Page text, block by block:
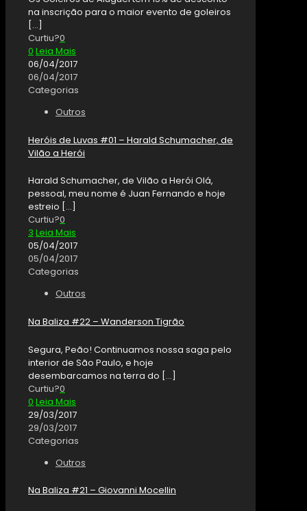
na inscrição para o maior evento de goleiros
[…]
Curtiu?0
0 Leia Mais
06/04/2017
06/04/2017
Categorias
Outros
Heróis de Luvas #01 – Harald Schumacher, de
Vilão a Herói
Harald Schumacher, de Vilão a Herói Olá,
pessoal, meu nome é Juan Fernando e hoje
estreio […]
Curtiu?0
3 Leia Mais
05/04/2017
05/04/2017
Categorias
Outros
Na Baliza #22 – Wanderson Tigrão
Segura, Peão! Continuamos nossa saga pelo
interior de São Paulo, e hoje
desembarcamos na terra do […]
Curtiu?0
0 Leia Mais
29/03/2017
29/03/2017
Categorias
Outros
Na Baliza #21 – Giovanni Mocellin